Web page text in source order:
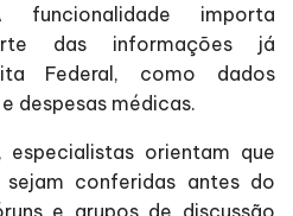
importa
das informações já
Federal, como dados
despesas médicas.
orientam que
conferidas antes do